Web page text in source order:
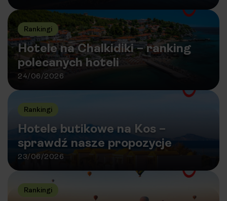
Rankingi
Hotele na Chalkidiki – ranking
polecanych hoteli
24/06/2026
Rankingi
Hotele butikowe na Kos –
sprawdź nasze propozycje
23/06/2026
Rankingi